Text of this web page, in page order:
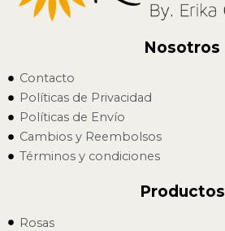
Nosotros
Contacto
Políticas de Privacidad
Políticas de Envío
Cambios y Reembolsos
Términos y condiciones
Productos
Rosas